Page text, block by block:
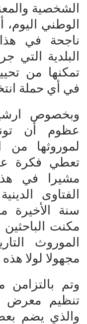
الشخصية
الوطني اليوم،
ناجحة في هذا
تمكنها من
في أي حملة
وبخصوص
عظوم أن
لموروثها من
تعطي فكرة
مشيرا في
الفتاوى
سنة الأخيرة
مكنت
الموروث
مجهولا لولا هذه
وتم
تنظيم معرض
والذي يضم